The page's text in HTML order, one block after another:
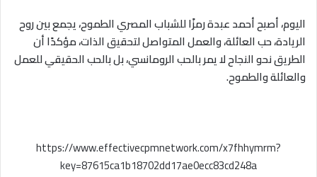
اليوم، أصبح أحمد عبدة رمزًا للشباب المصري الطموح، يجمع بين روح
الريادة، حب العائلة، والعمل المتواصل لتحقيق الذات، مؤكدًا أن
الطريق نحو النجاح لا يمر بالحب الرومانسي، بل بالحبالحقيقي للعمل
والعائلة والطموح.
https://www.effectivecpmnetwork.com/x7fhhymrm?
key=87615ca1b18702dd17ae0ecc83cd248a